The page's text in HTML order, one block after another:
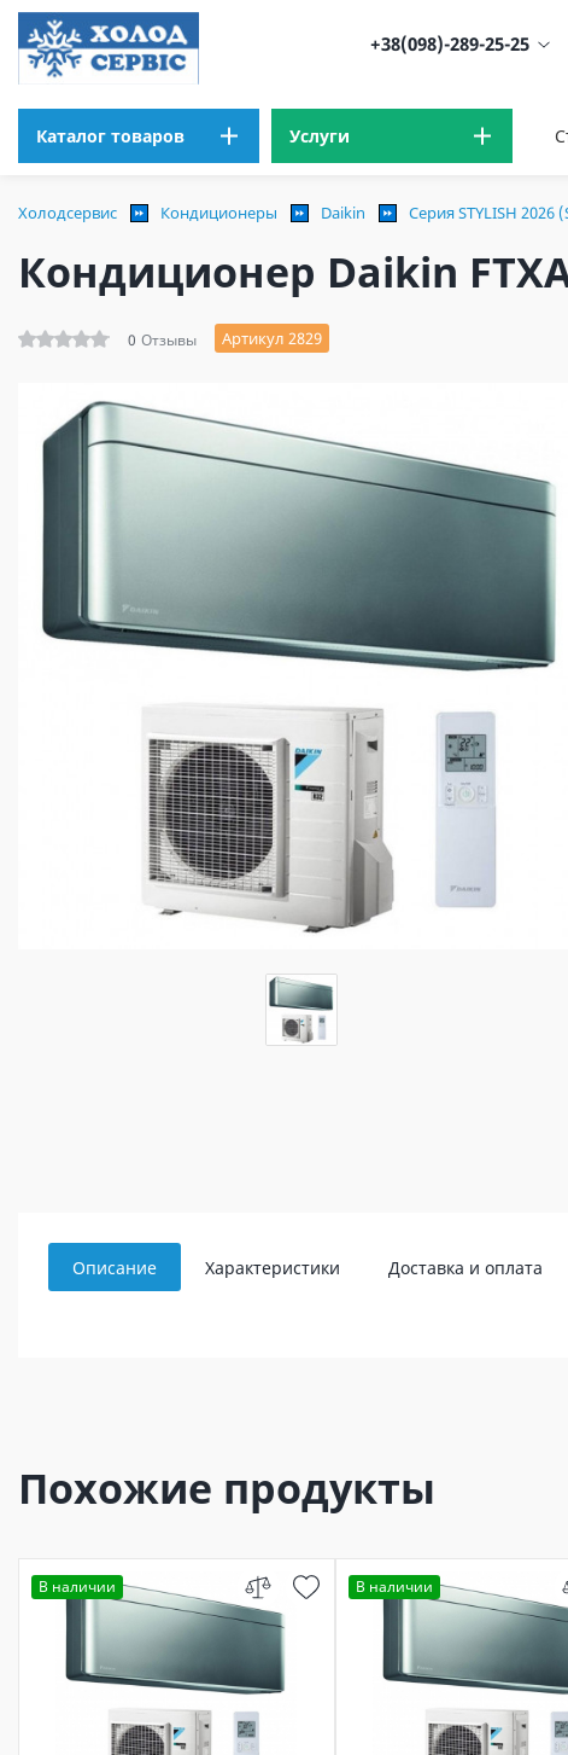
+38(098)-289-25-25
Каталог товаров Услуги
Холодсервис Кондиционеры Daikin Серия STYLISH 2026
Кондиционер Daikin
0 Отзывы Артикул 2829
Описание Характеристики Доставка и оплата
Похожие продукты
В наличии В наличии